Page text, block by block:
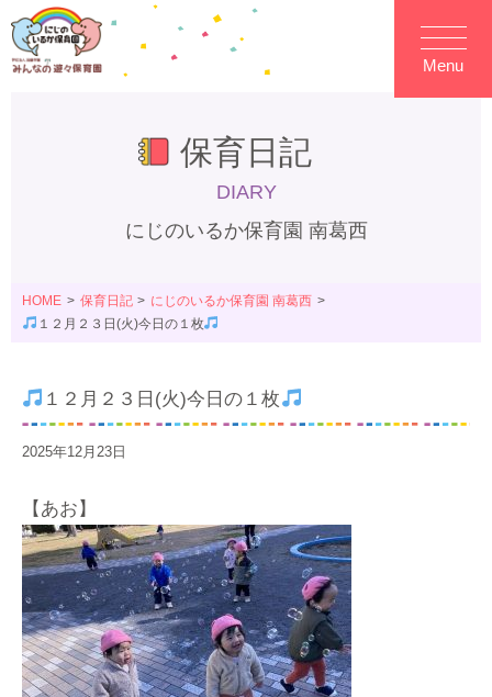
Menu
保育日記
DIARY
にじのいるか保育園 南葛西
HOME 保育日記
にじのいるか保育園 南葛西
１２月２３日(火)今日の１枚
１２月２３日(火)今日の１枚
2025年12月23日
【あお】